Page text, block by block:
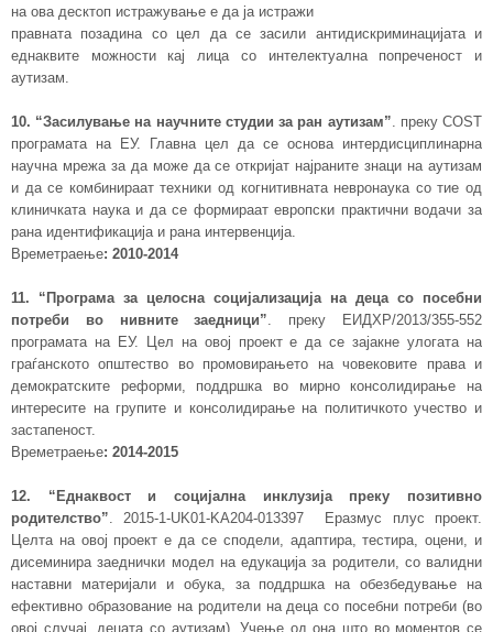
на ова десктоп истражување е да ја истражи
правната позадина со цел да се засили антидискриминацијата и
еднаквите можности кај лица со интелектуална попреченост и
аутизам.
10. “Засилување на научните студии за ран аутизам”. преку COST
програмата на ЕУ. Главна цел да се основа интердисциплинарна
научна мрежа за да може да се откријат најраните знаци на аутизам
и да се комбинираат техники од когнитивната невронаука со тие од
клиничката наука и да се формираат европски практични водачи за
рана идентификација и рана интервенција.
Времетраење: 2010-2014
11. “Програма за целосна социјализација на деца со посебни
потреби во нивните заедници”. преку ЕИДХР/2013/355-552
програмата на ЕУ. Цел на овој проект е да се зајакне улогата на
граѓанското општество во промовирањето на човековите права и
демократските реформи, поддршка во мирно консолидирање на
интересите на групите и консолидирање на политичкото учество и
застапеност.
Времетраење: 2014-2015
12. “ Еднаквост и социјална инклузија преку позитивно
родителство”. 2015-1-UK01-KA204-013397 Еразмус плус проект.
Целта на овој проект е да се сподели, адаптира, тестира, оцени, и
дисеминира заеднички модел на едукација за родители, со валидни
наставни материјали и обука, за поддршка на обезбедување на
ефективно образование на родители на деца со посебни потреби (во
овој случај, децата со аутизам). Учење од она што во моментов се